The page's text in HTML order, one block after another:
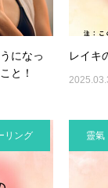
になっ
と！
レイキ
リング 靈氣